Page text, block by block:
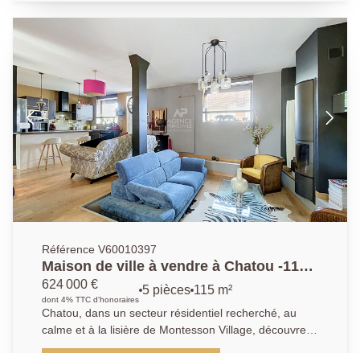
(13.47m² et 11m²), d'une salle d'eau, ainsi que de
toilettes séparées. Une cave complète ce bien.
Stationnement libre au sein de la résidence.
Référence V60010397
Maison de ville à vendre à Chatou -115
m² - 3 chambres -Terrasse - Garage
624 000 €
dont 4% TTC d'honoraires
5 pièces 115 m²
Chatou, dans un secteur résidentiel recherché, au
calme et à la lisière de Montesson Village, découvrez
cette élégante maison de ville entièrement rénovée,